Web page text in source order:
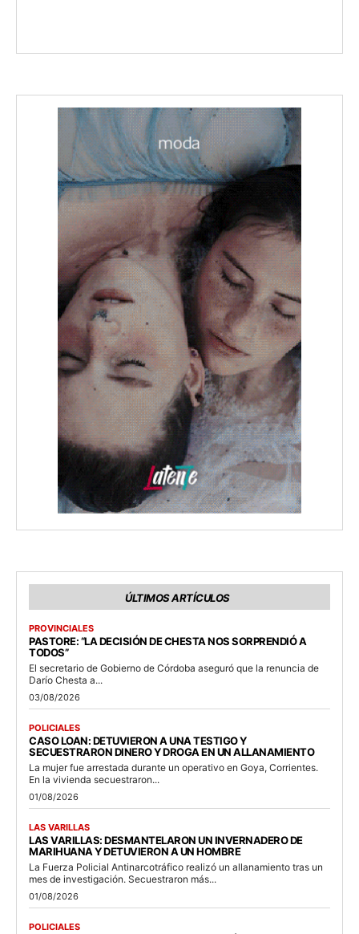
ÚLTIMOS ARTÍCULOS
PROVINCIALES
PASTORE: “LA DECISIÓN DE CHESTA NOS SORPRENDIÓ A
TODOS”
El secretario de Gobierno de Córdoba aseguró que la renuncia de
Darío Chesta a...
03/08/2026
POLICIALES
CASO LOAN: DETUVIERON A UNA TESTIGO Y
SECUESTRARON DINERO Y DROGA EN UN ALLANAMIENTO
La mujer fue arrestada durante un operativo en Goya, Corrientes.
En la vivienda secuestraron...
01/08/2026
LAS VARILLAS
LAS VARILLAS: DESMANTELARON UN INVERNADERO DE
MARIHUANA Y DETUVIERON A UN HOMBRE
La Fuerza Policial Antinarcotráfico realizó un allanamiento tras un
mes de investigación. Secuestraron más...
01/08/2026
POLICIALES